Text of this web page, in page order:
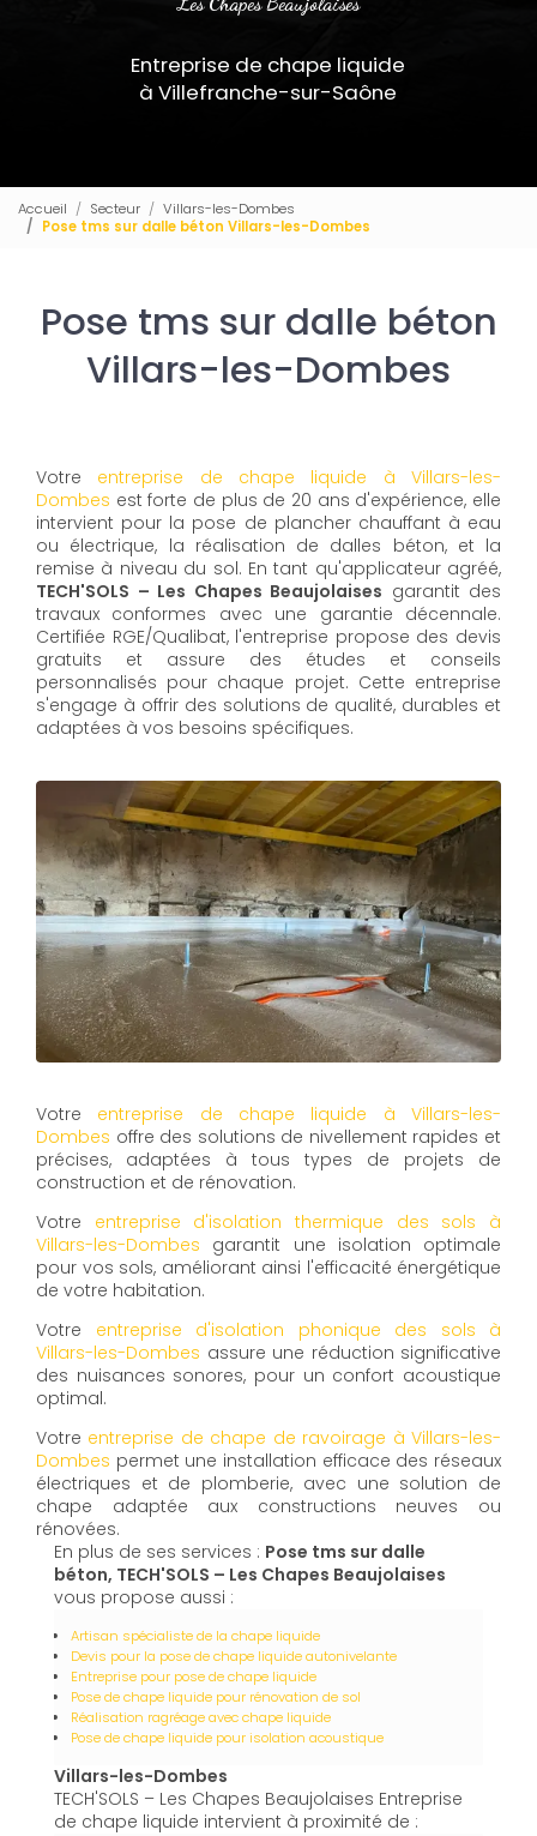
Entreprise de chape liquide
à Villefranche-sur-Saône
Accueil Secteur
Villars-les-Dombes
Pose tms sur dalle béton Villars-les-Dombes
Pose tms sur dalle béton
Villars-les-Dombes
Votre entreprise de chape liquide à Villars-les-
Dombes est forte de plus de 20 ans d'expérience, elle
intervient pour la pose de plancher chauffant à eau
ou électrique, la réalisation de dalles béton, et la
remise à niveau du sol. En tant qu'applicateur agréé,
TECH'SOLS – Les Chapes Beaujolaises garantit des
travaux conformes avec une garantie décennale.
Certifiée RGE/Qualibat, l'entreprise propose des devis
gratuits et assure des études et conseils
personnalisés pour chaque projet. Cette entreprise
s'engage à offrir des solutions de qualité, durables et
adaptées à vos besoins spécifiques.
Votre entreprise de chape liquide à Villars-les-
Dombes offre des solutions de nivellement rapides et
précises, adaptées à tous types de projets de
construction et de rénovation.
Votre entreprise d'isolation thermique des sols à
Villars-les-Dombes garantit une isolation optimale
pour vos sols, améliorant ainsi l'efficacité énergétique
de votre habitation.
Votre entreprise d'isolation phonique des sols à
Villars-les-Dombes assure une réduction significative
des nuisances sonores, pour un confort acoustique
optimal.
Votre entreprise de chape de ravoirage à Villars-les-
Dombes permet une installation efficace des réseaux
électriques et de plomberie, avec une solution de
chape adaptée aux constructions neuves ou
rénovées.
En plus de ses services : Pose tms sur dalle
béton, TECH'SOLS – Les Chapes Beaujolaises
vous propose aussi :
Artisan spécialiste de la chape liquide
Devis pour la pose de chape liquide autonivelante
Entreprise pour pose de chape liquide
Pose de chape liquide pour rénovation de sol
Réalisation ragréage avec chape liquide
Pose de chape liquide pour isolation acoustique
Villars-les-Dombes
TECH'SOLS – Les Chapes Beaujolaises Entreprise
de chape liquide intervient à proximité de :